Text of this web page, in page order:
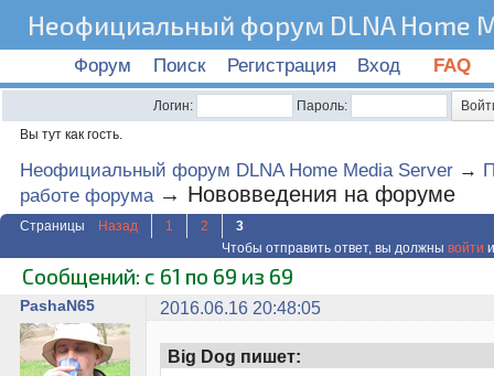
Неофициальный форум DLNA Home
Форум Поиск Регистрация Вход FAQ
Логин:
Пароль:
Вы тут как гость.
Неофициальный форум DLNA Home Media Server →
работе форума → Нововведения на форуме
Страницы Назад 1 2
3
Чтобы отправить ответ, вы должны войти
Сообщений: с 61 по 69 из 69
PashaN65 2016.06.16 20:48:05
Big Dog пишет: